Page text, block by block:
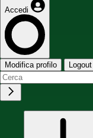
Accedi
Modifica profilo Logout